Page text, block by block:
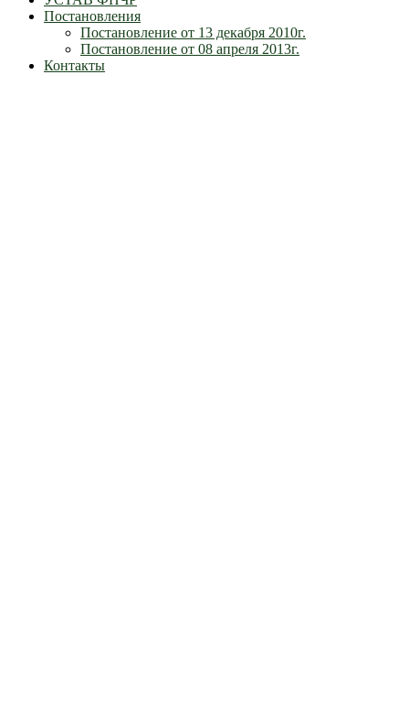
Постановления
Постановление от 13 декабря 2010г.
Постановление от 08 апреля 2013г.
Контакты